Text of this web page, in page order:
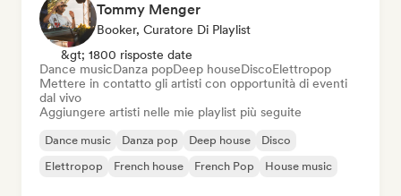
Tommy Menger
Booker, Curatore Di Playlist
&gt; 1800 risposte date
Dance musicDanza popDeep houseDiscoElettropop
Mettere in contatto gli artisti con opportunità di eventi
dal vivo
Aggiungere artisti nelle mie playlist più seguite
Dance music Danza pop Deep house
Disco
Elettropop
French house French Pop House music